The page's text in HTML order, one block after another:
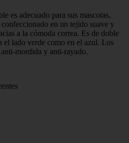
es adecuado para sus mascotas,
en un tejido suave y
a la cómoda correa. Es de doble
el lado verde como en el azul. Los
mordida y anti-rayado.